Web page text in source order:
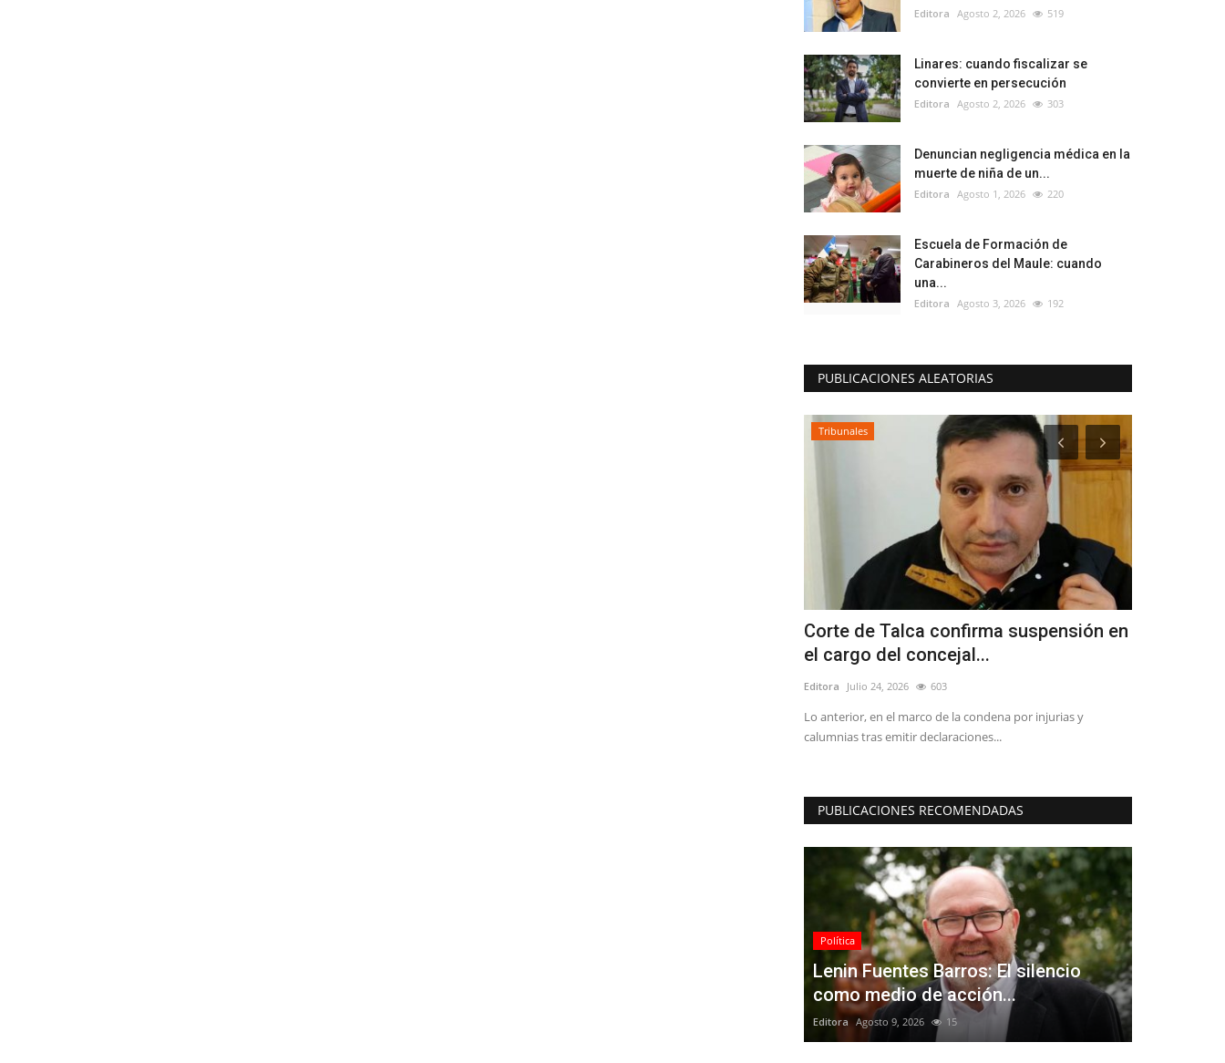
Editora Agosto 2, 2026 519
Linares: cuando fiscalizar se
convierte en persecución
Editora Agosto 2, 2026 303
Denuncian negligencia médica en la
muerte de niña de un...
Editora Agosto 1, 2026 220
Escuela de Formación de
Carabineros del Maule: cuando
una...
Editora Agosto 3, 2026 192
PUBLICACIONES ALEATORIAS
Tribunales
Corte de Talca confirma suspensión en
el cargo del concejal...
Editora Julio 24, 2026 603
Lo anterior, en el marco de la condena por injurias y
calumnias tras emitir declaraciones...
PUBLICACIONES RECOMENDADAS
Política
Lenin Fuentes Barros: El silencio
como medio de acción...
Editora Agosto 9, 2026 15